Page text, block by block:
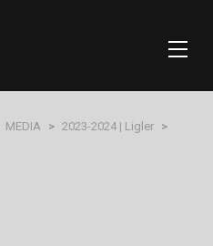
MEDIA > 2023-2024 | Ligler >